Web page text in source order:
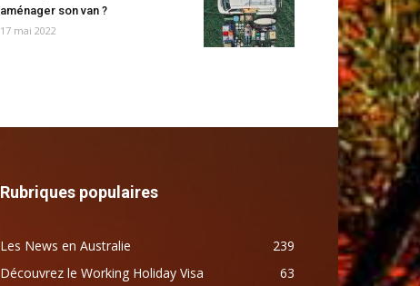
aménager son van ?
17 mai 2022
Rubriques populaires
Les News en Australie
239
Découvrez le Working Holiday Visa
63